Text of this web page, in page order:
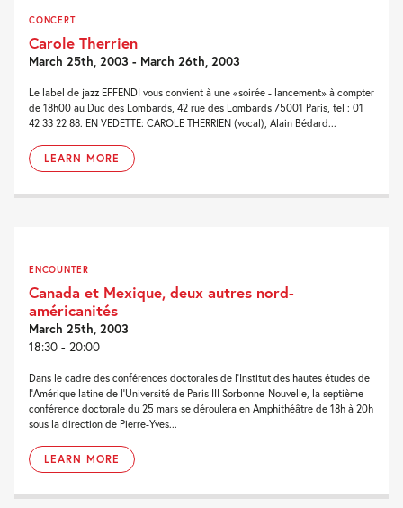
CONCERT
Carole Therrien
March 25th, 2003 - March 26th, 2003
Le label de jazz EFFENDI vous convient à une «soirée - lancement» à compter
de 18h00 au Duc des Lombards, 42 rue des Lombards 75001 Paris, tel : 01
42 33 22 88. EN VEDETTE: CAROLE THERRIEN (vocal), Alain Bédard...
LEARN MORE
ENCOUNTER
Canada et Mexique, deux autres nord-
américanités
March 25th, 2003
18:30 - 20:00
Dans le cadre des conférences doctorales de l'Institut des hautes études de
l'Amérique latine de l'Université de Paris III Sorbonne-Nouvelle, la septième
conférence doctorale du 25 mars se déroulera en Amphithéâtre de 18h à 20h
sous la direction de Pierre-Yves...
LEARN MORE